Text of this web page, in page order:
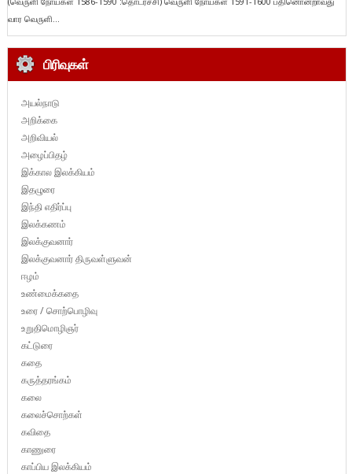
வார வெருளி...
பிரிவுகள்
அயல்நாடு
அறிக்கை
அறிவியல்
அழைப்பிதழ்
இக்கால இலக்கியம்
இதழுரை
இந்தி எதிர்ப்பு
இலக்கணம்
இலக்குவனார்
இலக்குவனார் திருவள்ளுவன்
ஈழம்
உண்மைக்கதை
உரை / சொற்பொழிவு
உறுதிமொழிஞர்
கட்டுரை
கதை
கருத்தரங்கம்
கலை
கலைச்சொற்கள்
கவிதை
காணுரை
காப்பிய இலக்கியம்